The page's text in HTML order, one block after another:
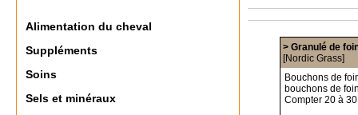
Alimentation du cheval
Suppléments
Soins
Sels et minéraux
> Granulé de
[Nordic Grass]
Bouchons de
bouchons de
Compter 20 à